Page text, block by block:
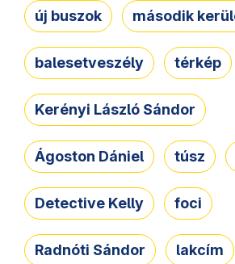
új buszok második
balesetveszély térkép
Kerényi László Sándor
Ágoston Dániel túsz
Detective Kelly foci
Radnóti Sándor lakcím